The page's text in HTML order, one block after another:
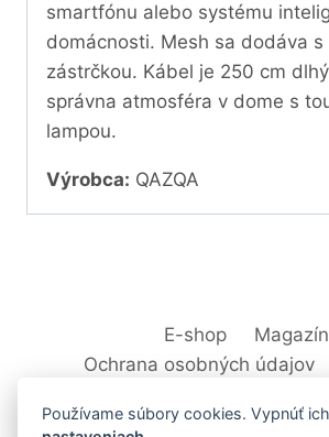
smartfónu alebo systému
domácnosti. Mesh sa dodáva s
zástrčkou. Kábel je 250 cm
správna atmosféra v dome s
lampou.
Výrobca: QAZQA
E-shop
Magazín
Ochrana osobných údajov
Používame súbory cookies. Vypnúť